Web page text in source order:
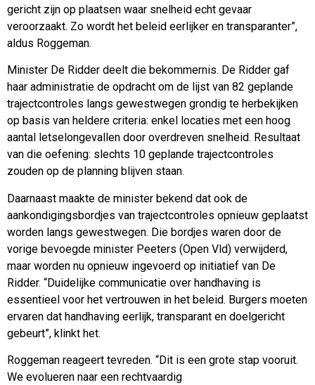
gericht zijn op plaatsen waar snelheid echt gevaar
veroorzaakt. Zo wordt het beleid eerlijker en transparanter”,
aldus Roggeman.
Minister De Ridder deelt die bekommernis. De Ridder gaf
haar administratie de opdracht om de lijst van 82 geplande
trajectcontroles langs gewestwegen grondig te herbekijken
op basis van heldere criteria: enkel locaties met een hoog
aantal letselongevallen door overdreven snelheid. Resultaat
van die oefening: slechts 10 geplande trajectcontroles
zouden op de planning blijven staan.
Daarnaast maakte de minister bekend dat ook de
aankondigingsbordjes van trajectcontroles opnieuw geplaatst
worden langs gewestwegen. Die bordjes waren door de
vorige bevoegde minister Peeters (Open Vld) verwijderd,
maar worden nu opnieuw ingevoerd op initiatief van De
Ridder. “Duidelijke communicatie over handhaving is
essentieel voor het vertrouwen in het beleid. Burgers moeten
ervaren dat handhaving eerlijk, transparant en doelgericht
gebeurt”, klinkt het.
Roggeman reageert tevreden. “Dit is een grote stap vooruit.
We evolueren naar een rechtvaardig